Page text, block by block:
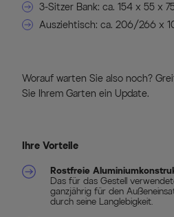
3-Sitzer Bank: ca. 154 x 55 x
Ausziehtisch: ca. 206/266 x
Worauf warten Sie also noch?
Sie Ihrem Garten ein Update.
Ihre Vorteile
Rostfreie
Das für das Gestell
ganzjährig für den
durch seine Langlebigkeit.